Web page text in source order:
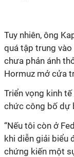
Tuy nhiên, ông
quá tập trung
chưa phản ánh
Hormuz mở cửa
Triển vọng kinh
chức công bố dự
“Nếu tôi còn ở
khi diễn giải biểu
chứng kiến một